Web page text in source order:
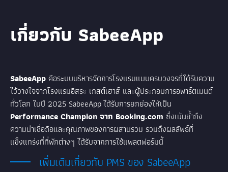
เกี่ยวกับ SabeeApp
SabeeApp คือระบบบริหารจัดการโรงแรมแบบครบวงจรที่ได้รับความ
ไว้วางใจจากโรงแรมอิสระ เกสต์เฮาส์ และผู้ประกอบการอพาร์ตเมนต์
ทั่วโลก ในปี 2025 SabeeApp ได้รับการยกย่องให้เป็น
Performance Champion จาก Booking.com ซึ่งเน้นย้ำถึง
ความน่าเชื่อถือและคุณภาพของการผสานรวม รวมถึงผลลัพธ์ที่
แข็งแกร่งที่ที่พักต่างๆ ได้รับจากการใช้แพลตฟอร์มนี้
เพิ่มเติมเกี่ยวกับ PMS ของ SabeeApp